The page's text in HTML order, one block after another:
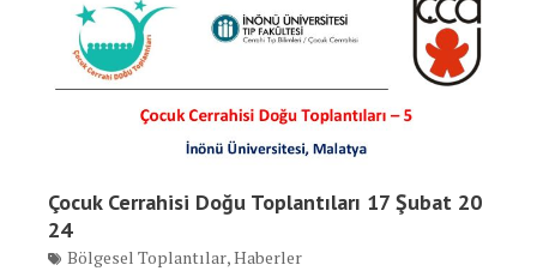
Çocuk Cerrahisi Doğu Toplantıları 17 Şubat 20
24
Bölgesel Toplantılar,Haberler